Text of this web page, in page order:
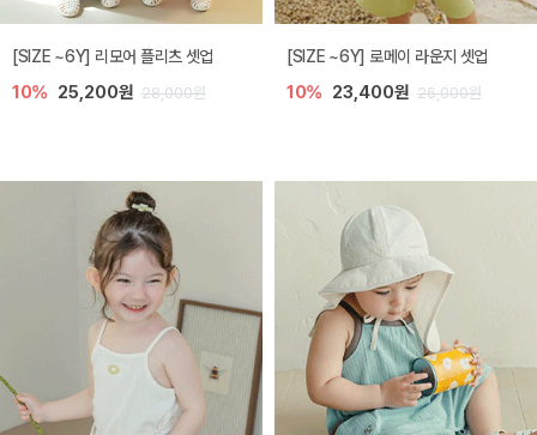
[SIZE ~6Y] 리모어 플리츠 셋업
10% 25,200원 28,000원
[SIZE ~6Y] 로메이 라운지 셋업
10% 23,400원 26,000원